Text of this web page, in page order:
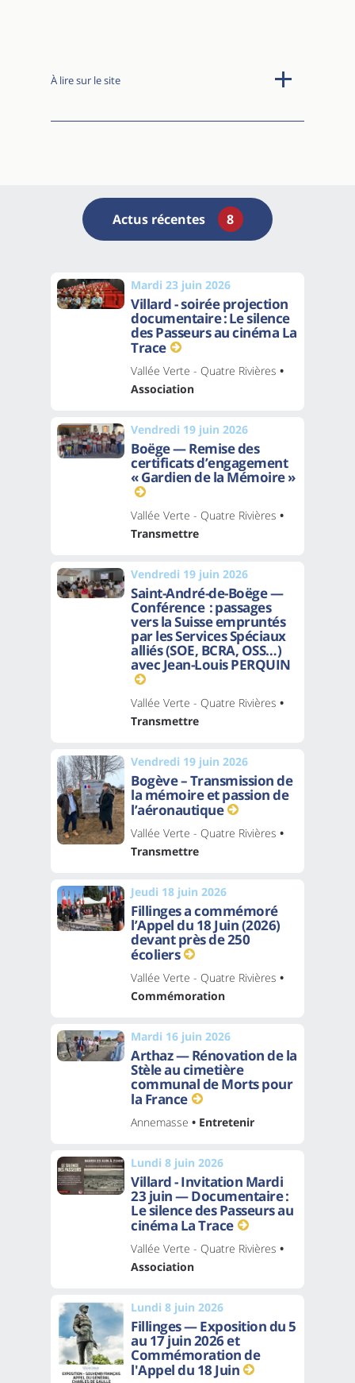
À lire sur le site
Actus récentes 8
Mardi 23 juin 2026
Villard - soirée projection
documentaire : Le silence
des Passeurs au cinéma La
Trace
Vallée Verte - Quatre Rivières •
Association
Vendredi 19 juin 2026
Boëge — Remise des
certificats d’engagement
« Gardien de la Mémoire »
Vallée Verte - Quatre Rivières •
Transmettre
Vendredi 19 juin 2026
Saint-André-de-Boëge —
Conférence : passages
vers la Suisse empruntés
par les Services Spéciaux
alliés (SOE, BCRA, OSS…)
avec Jean-Louis PERQUIN
Vallée Verte - Quatre Rivières •
Transmettre
Vendredi 19 juin 2026
Bogève – Transmission de
la mémoire et passion de
l’aéronautique
Vallée Verte - Quatre Rivières •
Transmettre
Jeudi 18 juin 2026
Fillinges a commémoré
l’Appel du 18 Juin (2026)
devant près de 250
écoliers
Vallée Verte - Quatre Rivières •
Commémoration
Mardi 16 juin 2026
Arthaz — Rénovation de la
Stèle au cimetière
communal de Morts pour
la France
Annemasse • Entretenir
Lundi 8 juin 2026
Villard - Invitation Mardi
23 juin — Documentaire :
Le silence des Passeurs au
cinéma La Trace
Vallée Verte - Quatre Rivières •
Association
Lundi 8 juin 2026
Fillinges — Exposition du 5
au 17 juin 2026 et
Commémoration de
l'Appel du 18 Juin